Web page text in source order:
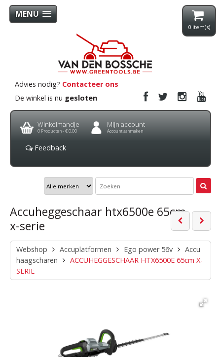
MENU
0 item(s)
Advies nodig? Contacteer ons
De winkel is nu gesloten
Winkelmandje
0 Producten -€ 0,00
Mijn account
Account aanmaken
Feedback
Accuheggeschaar htx6500e 65cm
x-serie
Webshop Accuplatformen Ego power 56v
Accu
haagscharen
ACCUHEGGESCHAAR HTX6500E 65cm X-
SERIE